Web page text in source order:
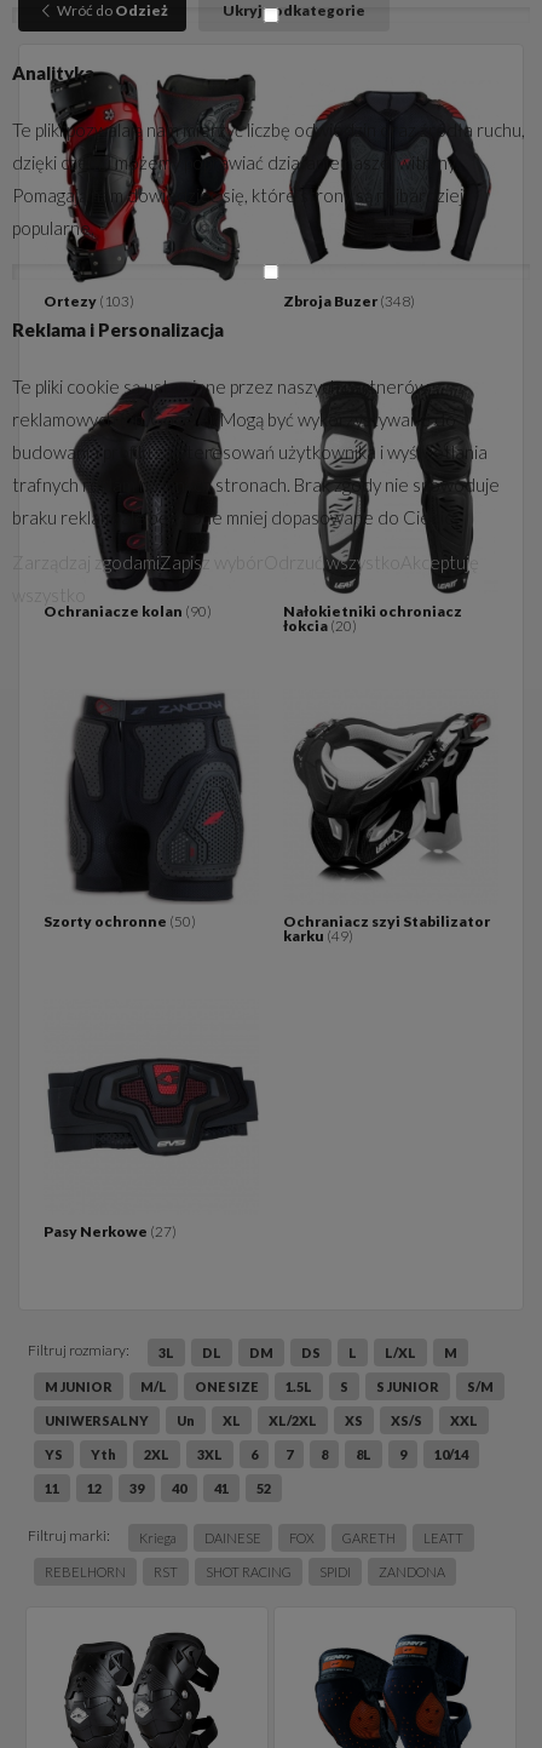
Wróć do Odzież Ukryj podkategorie
Ortezy (103) Zbroja Buzer (348)
Ochraniacze kolan (90)
Nałokietniki ochroniacz
łokcia (20)
Szorty ochronne (50)
Ochraniacz szyi Stabilizator
karku (49)
Pasy Nerkowe (27)
Filtruj rozmiary: 3L DL DM DS L L/XL M
M JUNIOR M/L ONE SIZE 1.5L S S JUNIOR S/M
UNIWERSALNY Un XL XL/2XL XS XS/S XXL
YS Yth 2XL 3XL 6 7 8 8L 9 10/14
11 12 39 40 41 52
Filtruj marki: Kriega DAINESE FOX GARETH LEATT
REBELHORN RST SHOT RACING SPIDI ZANDONA
Analityka
Te pliki pozwalają nam mierzyć liczbę odwiedzin oraz źródła ruchu,
dzięki czemu możemy poprawiać działanie naszej witryny.
Pomagają nam dowiedzieć się, które strony są najbardziej
popularne.
Reklama i Personalizacja
Te pliki cookie są ustawiane przez naszych partnerów
reklamowych (np. Google). Mogą być wykorzystywane do
budowania profilu zainteresowań użytkownika i wyświetlania
trafnych reklam na innych stronach. Brak zgody nie spowoduje
braku reklam, ale będą one mniej dopasowane do Ciebie.
Zarządzaj zgodamiZapisz wybór Odrzuć wszystko
Akceptuję